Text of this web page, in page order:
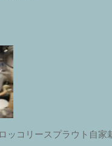
ッコリースプラウト自家